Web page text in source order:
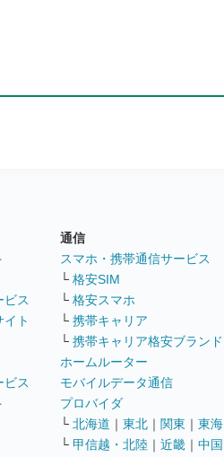
ビス
ト
ビス
通信
スマホ・携帯通信サービス
└ 格安SIM
└ 格安スマホ
└ 携帯キャリア
└ 携帯キャリア格安ブランド
ホームルーター
モバイルデータ通信
プロバイダ
└ 北海道 ｜ 東北 ｜ 関東 ｜ 東海
└ 甲信越・北陸 ｜ 近畿 ｜ 中国